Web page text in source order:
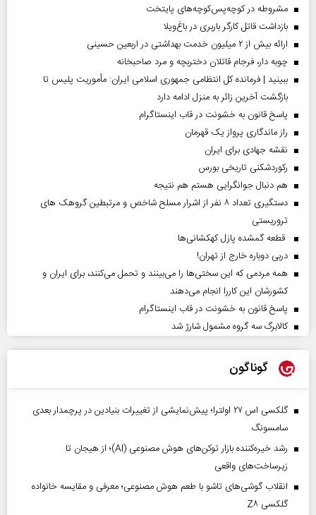
مشروطه در کوچه‌پس‌کوچه‌های پایتخت
بازداشت قاتل کارگر باربری در باغ‌ویلا
ارائه بیش از ۲ میلیون خدمت بهداشتی در اربعین حسینی
چوبه دار، فرجام قاتلان دختربچه و مرد صاحبخانه
ببینید | فرمانده کل انتظامی جمهوری اسلامی ایران­: مأموریت پلیس تا
بازگشت آخرین زائر به منزل ادامه دارد
پاسخ قانون به خشونت در قاب اینستاگرام
راز ماندگاری پرواز یک قهرمان
نقشه جهادی برای ایران
رکوردشکنی تاریخی بورس
هم دنبال جوانگرایی هستم هم نتیجه
دستگیری تعداد ۸ نفر از اشرار مسلح شاخص و مرتبطین گروهک های
تروریستی
قطعه گمشده پازل کهکشانی‌ها
دربی دوباره خارج از تهران!
همه مردمی که این سختی‌ها را می‌بینند و تحمل می‌کنند، برای ایران و
کشورشان این کاررا انجام می‌دهند
پاسخ قانون به خشونت در قاب اینستاگرام
کالابرگ سه گروه مشمول شارژ شد
گوناگون
گلکسی اس ۲۷ اولترا؛ پیش‌نمایشی از تغییرات بنیادین در پرچمدار بعدی
سامسونگ
رشد خیره‌کننده بازار توکن‌های هوش مصنوعی (AI)؛ از هیجان تا
زیرساخت‌های واقعی
انقلاب گوشی‌های تاشو‌ با طعم هوش مصنوعی؛ معرفی و مقایسه خانواده
گلکسی Z۸